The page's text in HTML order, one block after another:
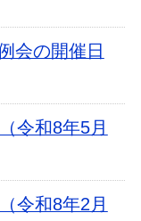
会の開催日
令和8年5月
令和8年2月